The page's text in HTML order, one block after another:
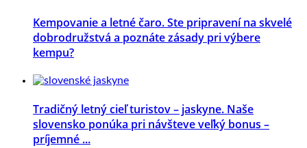
Kempovanie a letné čaro. Ste pripravení na skvelé
dobrodružstvá a poznáte zásady pri výbere
kempu?
Tradičný letný cieľ turistov – jaskyne. Naše
slovensko ponúka pri návšteve veľký bonus –
príjemné ...